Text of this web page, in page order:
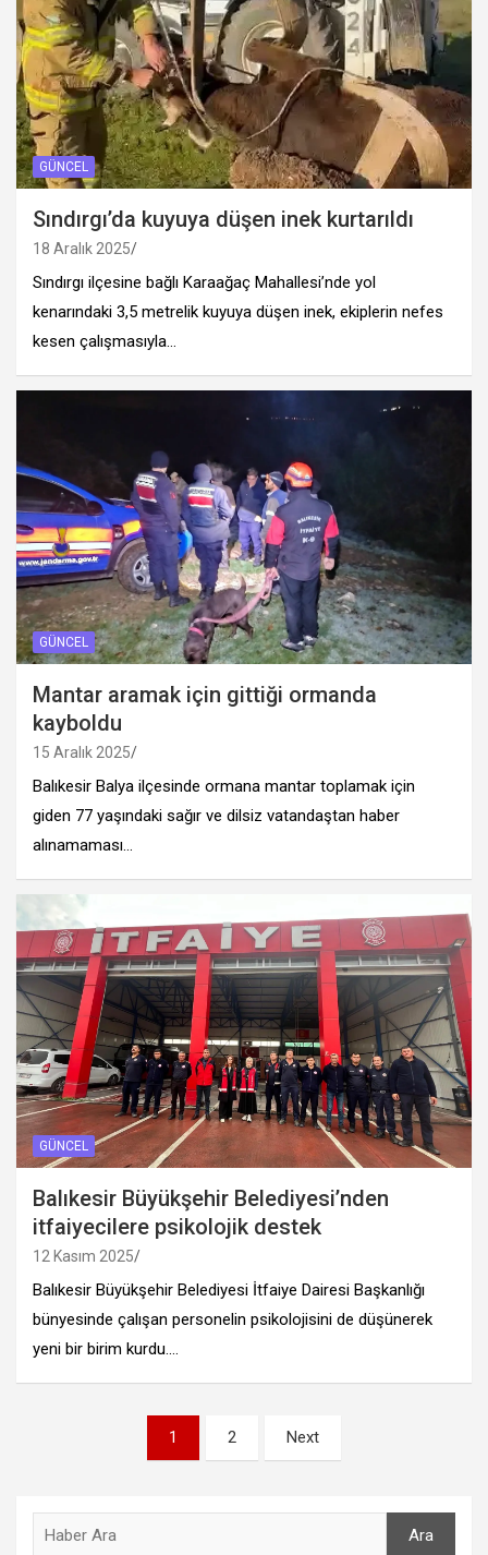
GÜNCEL
Sındırgı’da kuyuya düşen inek kurtarıldı
18 Aralık 2025
Sındırgı ilçesine bağlı Karaağaç Mahallesi’nde yol
kenarındaki 3,5 metrelik kuyuya düşen inek, ekiplerin nefes
kesen çalışmasıyla…
GÜNCEL
Mantar aramak için gittiği ormanda
kayboldu
15 Aralık 2025
Balıkesir Balya ilçesinde ormana mantar toplamak için
giden 77 yaşındaki sağır ve dilsiz vatandaştan haber
alınamaması…
GÜNCEL
Balıkesir Büyükşehir Belediyesi’nden
itfaiyecilere psikolojik destek
12 Kasım 2025
Balıkesir Büyükşehir Belediyesi İtfaiye Dairesi Başkanlığı
bünyesinde çalışan personelin psikolojisini de düşünerek
yeni bir birim kurdu.…
sayfalandırması
1 2 Next
Ara